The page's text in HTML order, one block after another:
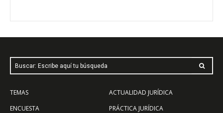
Buscar: Escribe aquí tu búsqueda
TEMAS
ENCUESTA
ACTUALIDAD JURÍDICA
PRÁCTICA JURÍDICA